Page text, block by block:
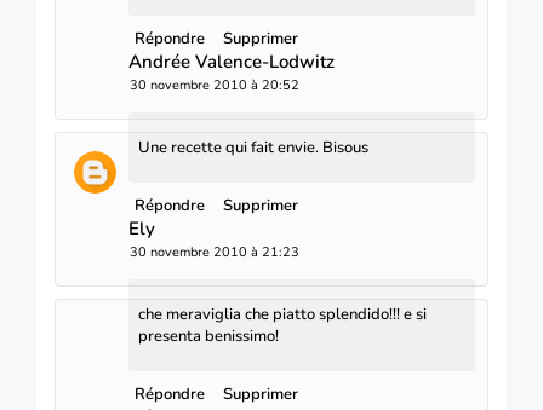
Répondre Supprimer
Andrée Valence-Lodwitz
30 novembre 2010 à 20:52
Une recette qui fait envie. Bisous
Répondre Supprimer
Ely
30 novembre 2010 à 21:23
che meraviglia che piatto splendido!!! e si
presenta benissimo!
Répondre Supprimer